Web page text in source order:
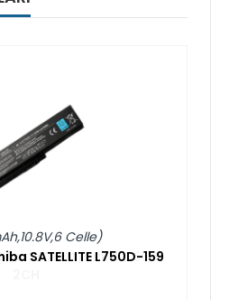
Celle)
SATELLITE L750D-159